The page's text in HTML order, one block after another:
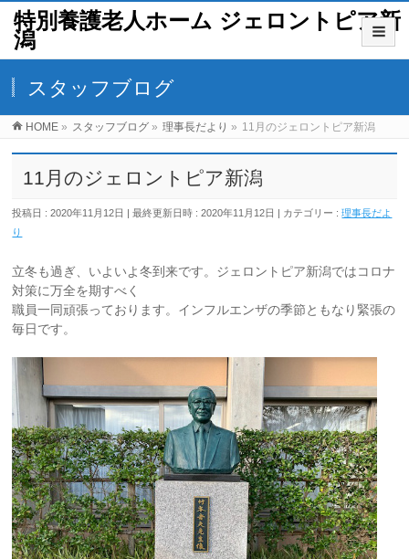
特別養護老人ホーム ジェロントピア新
潟
スタッフブログ
HOME » スタッフブログ » 理事長だより » 11月のジェロントピア新潟
11月のジェロントピア新潟
投稿日 : 2020年11月12日 最終更新日時 : 2020年11月12日 カテゴリー :理事長だよ
り
立冬も過ぎ、いよいよ冬到来です。ジェロントピア新潟ではコロナ
対策に万全を期すべく
職員一同頑張っております。インフルエンザの季節ともなり緊張の
毎日です。